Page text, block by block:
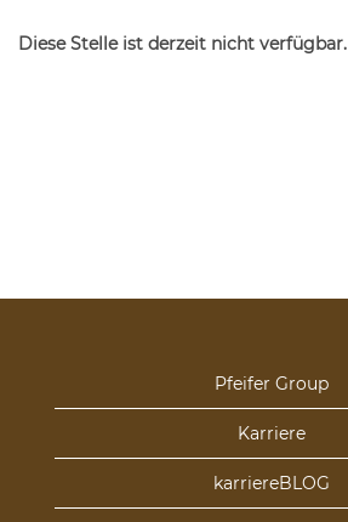
Diese Stelle ist derzeit nicht verfügbar.
Pfeifer Group
Karriere
karriereBLOG